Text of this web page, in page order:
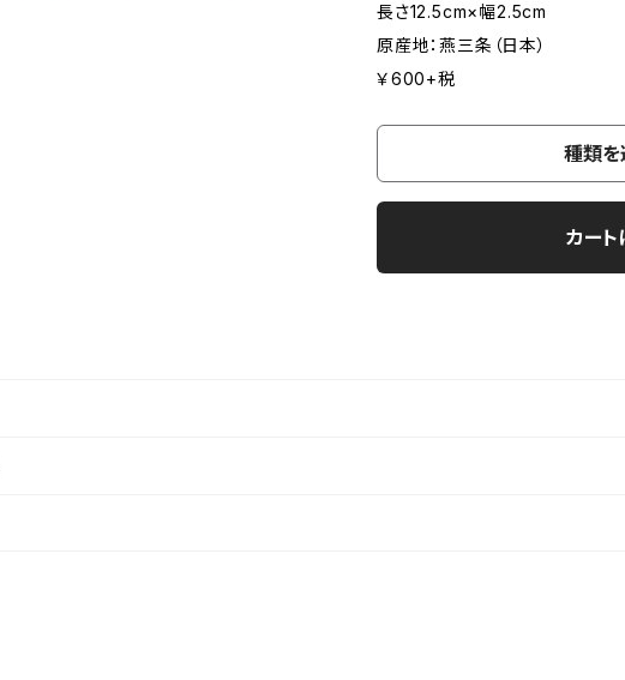
長さ12.5cm×幅2.5cm
原産地：燕三条（日本）
￥600+税
種類を
カート